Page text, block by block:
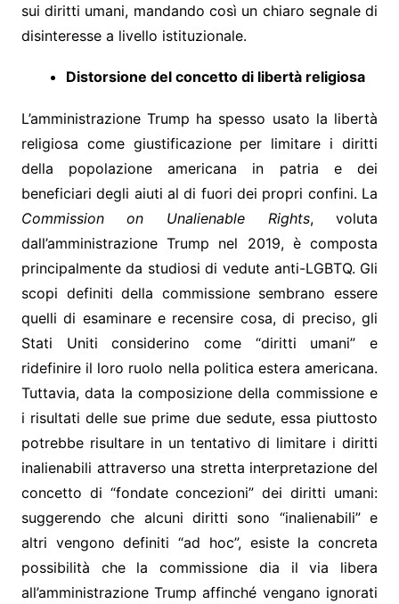
sui diritti umani, mandando così un chiaro segnale di
disinteresse a livello istituzionale.
Distorsione del concetto di libertà religiosa
L’amministrazione Trump ha spesso usato la libertà
religiosa come giustificazione per limitare i diritti
della popolazione americana in patria e dei
beneficiari degli aiuti al di fuori dei propri confini. La
Commission on Unalienable Rights, voluta
dall’amministrazione Trump nel 2019, è composta
principalmente da studiosi di vedute anti-LGBTQ. Gli
scopi definiti della commissione sembrano essere
quelli di esaminare e recensire cosa, di preciso, gli
Stati Uniti considerino come “diritti umani” e
ridefinire il loro ruolo nella politica estera americana.
Tuttavia, data la composizione della commissione e
i risultati delle sue prime due sedute, essa piuttosto
potrebbe risultare in un tentativo di limitare i diritti
inalienabili attraverso una stretta interpretazione del
concetto di “fondate concezioni” dei diritti umani:
suggerendo che alcuni diritti sono “inalienabili” e
altri vengono definiti “ad hoc”, esiste la concreta
possibilità che la commissione dia il via libera
all’amministrazione Trump affinché vengano ignorati